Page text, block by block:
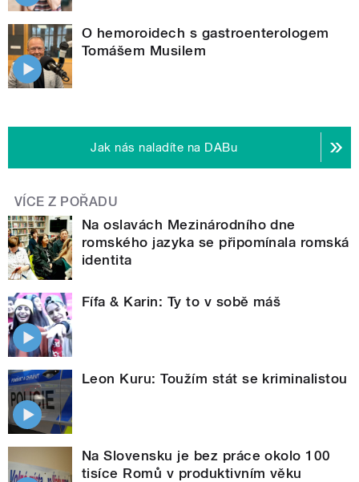
O hemoroidech s gastroenterologem
Tomášem Musilem
Jak nás naladíte na DABu
VÍCE Z POŘADU
Na oslavách Mezinárodního dne
romského jazyka se připomínala romská
identita
Fífa & Karin: Ty to v sobě máš
Leon Kuru: Toužím stát se kriminalistou
Na Slovensku je bez práce okolo 100
tisíce Romů v produktivním věku